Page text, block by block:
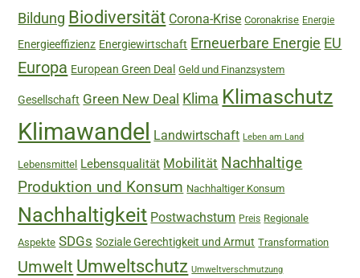
Bildung Biodiversität Corona-Krise Coronakrise Energie
Energieeffizienz Energiewirtschaft Erneuerbare Energie EU
Europa European Green Deal Geld und Finanzsystem
Gesellschaft Green New Deal Klima Klimaschutz
Klimawandel Landwirtschaft Leben am Land
Lebensmittel Lebensqualität Mobilität Nachhaltige
Produktion und Konsum Nachhaltiger Konsum
Nachhaltigkeit Postwachstum Preis Regionale
Aspekte SDGs Soziale Gerechtigkeit und Armut Transformation
Umwelt Umweltschutz Umweltverschmutzung